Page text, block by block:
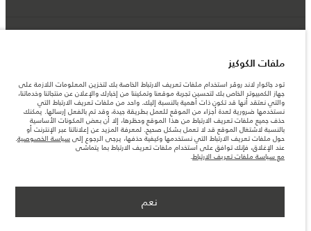
تونس, ألفا انترناسيونال تونس
المعلومات والمواصفات والأسعار والألوان المذكورة على هذا الموقع قد تختلف من بلد إلى
آخر، كما أنّها قد تتغير بدون إشعار مسبق. الرجاء التواصل مع وكيلنا المحلي للتأكد من توفّرها
والتحقق من الأسعار.
الأرقام المقدمة هي نتيجة لاختبارات المصنع الرسمية وفقاً لتشريعات الاتحاد الأوروبي. قد
يتباين استهلك الوقود الفعلي للمركبة عن ذلك المتحقق في تلك الاختبارات كما أن هذه
الأرقام بغرض المقارنة فحسب.
ملاحظة مهمة حول الصور والمواصفات. إن النقص العالمي في أشباه الموصلات يؤثر حاليًا
في مواصفات تصميم السيارات وتوفر الخيارات وتوقيتات التصاميم. هذا ظرف ديناميكي
سيتمكّن من تأكيد أي تقييدات حالية معك للسماح لك باتخاذ قرار مدروس
ملفات الكوكيز
تود جاكوار لاند روڤر استخدام ملفات تعريف الارتباط الخاصة بك لتخزين المعلومات اللازمة على
جهاز الكمبيوتر الخاص بك لتحسين تجربة موقعنا وتمكيننا من إخبارك والإعلان عن منتجاتنا وخدماتنا،
والتي نعتقد أنها قد تكون ذات أهمية بالنسبة إليك. واحد من ملفات تعريف الارتباط التي
نستخدمها ضرورية لعدة أجزاء من الموقع للعمل بطريقة جيدة، وقد تم بالفعل إرسالها. يمكنك
حذف جميع ملفات تعريف الارتباط من هذا الموقع وحظرها، إلا أن بعض المكونات الأساسية
بالنسبة لاشتغال الموقع قد لا تعمل بشكل صحيح. لمعرفة المزيد عن إعلاناتنا عبر الإنترنت أو
حول ملفات تعريف الارتباط التي نستخدمها وكيفية حذفها، يرجى الرجوع إلى سياسة الخصوصية.
عند الإغلاق، فإنك توافق على استخدام ملفات تعريف الارتباط بما يتماشى
مع سياسة ملفات تعريف الارتباط.
نعم